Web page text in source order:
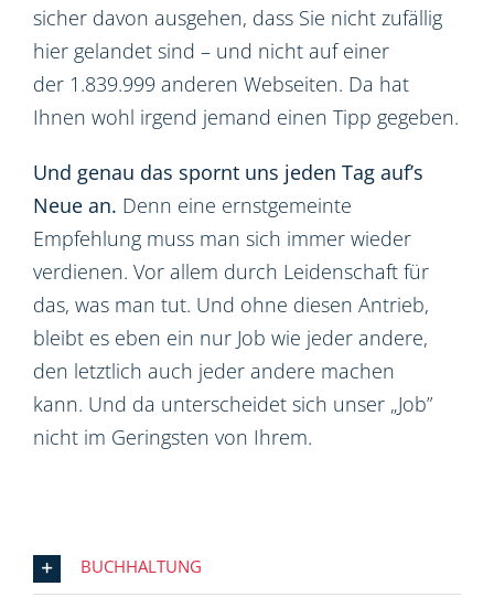
sicher davon ausgehen, dass Sie nicht zufällig
hier gelandet sind – und nicht auf einer
der 1.839.999 anderen Webseiten. Da hat
Ihnen wohl irgend jemand einen Tipp gegeben.
Und genau das spornt uns jeden Tag auf’s
Neue an. Denn eine ernstgemeinte
Empfehlung muss man sich immer wieder
verdienen. Vor allem durch Leidenschaft für
das, was man tut. Und ohne diesen Antrieb,
bleibt es eben ein nur Job wie jeder andere,
den letztlich auch jeder andere machen
kann. Und da unterscheidet sich unser „Job”
nicht im Geringsten von Ihrem.
BUCHHALTUNG